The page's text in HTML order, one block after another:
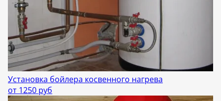
Установка бойлера косвенного нагрева
от 1250 руб